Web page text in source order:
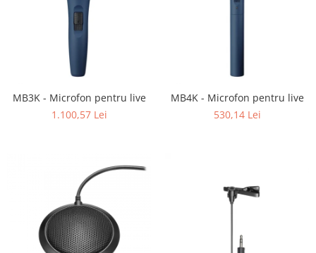
MB3K - Microfon pentru live
1.100,57 Lei
MB4K - Microfon pentru live
530,14 Lei